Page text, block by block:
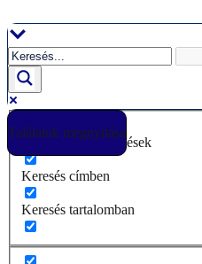
a
tartalomhoz
Találatok megnyitása
Csak pontos egyezések
Keresés címben
Keresés tartalomban